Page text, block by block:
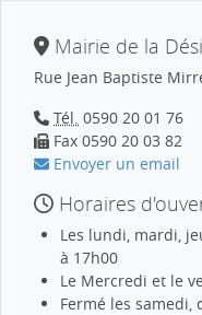
Mairie de la
Rue Jean Baptiste
Tél. 0590 20 01 76
Fax 0590 20 03 82
Envoyer un email
Horaires
Les lundi, mardi,
à 17h00
Le Mercredi et le
Fermé les